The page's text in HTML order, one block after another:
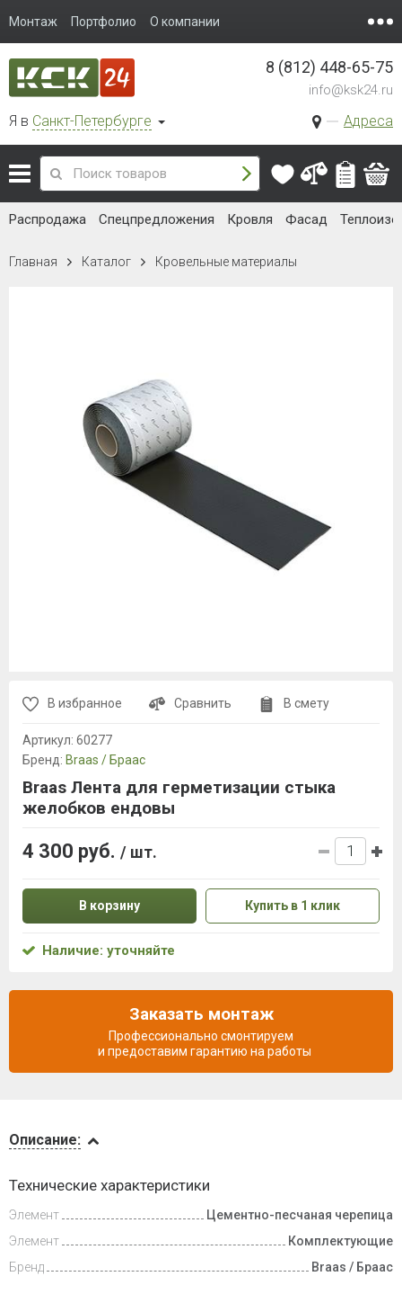
Монтаж Портфолио О компании
Я в Санкт-Петербурге Адреса
8 (812) 448-65-75
info@ksk24.ru
Распродажа Спецпредложения Кровля Фасад
Главная Каталог Кровельные материалы
и оплата
Описание:
Технические характеристики
Элемент
Цементно-песчаная черепица
Элемент
Комплектующие
Бренд
Braas / Браас
В избранное Сравнить В смету
Артикул: 60277
Бренд: Braas / Браас
Braas Лента для герметизации стыка
желобков ендовы
4 300 руб. / шт.
В корзину Купить в 1 клик
Наличие: уточняйте
Заказать монтаж
Профессионально смонтируем
и предоставим гарантию на работы